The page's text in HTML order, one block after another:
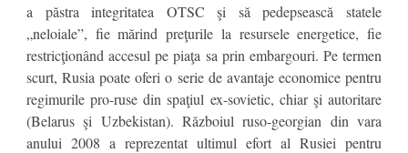
a păstra integritatea OTSC şi să pedepsească statele
„neloiale”, fie mărind preţurile la resursele energetice, fie
restricţionând accesul pe piaţa sa prin embargouri. Pe termen
scurt, Rusia poate oferi o serie de avantaje economice pentru
regimurile pro-ruse din spaţiul ex-sovietic, chiar şi autoritare
(Belarus şi Uzbekistan). Războiul ruso-georgian din vara
anului 2008 a reprezentat ultimul efort al Rusiei pentru